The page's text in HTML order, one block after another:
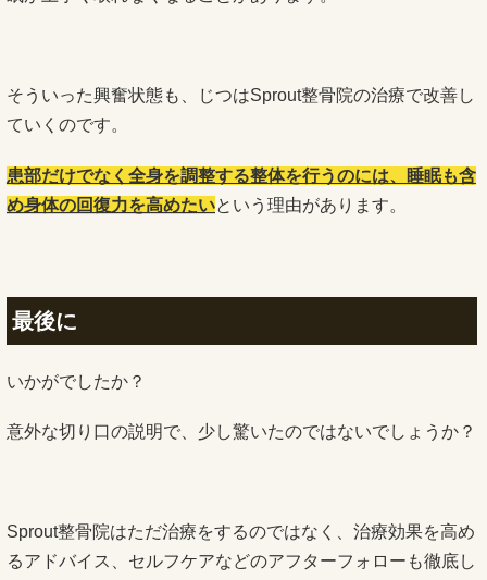
そういった興奮状態も、じつはSprout整骨院の治療で改善し
ていくのです。
患部だけでなく全身を調整する整体を行うのには、睡眠も含
め身体の回復力を高めたいという理由があります。
最後に
いかがでしたか？
意外な切り口の説明で、少し驚いたのではないでしょうか？
Sprout整骨院はただ治療をするのではなく、治療効果を高め
るアドバイス、セルフケアなどのアフターフォローも徹底し